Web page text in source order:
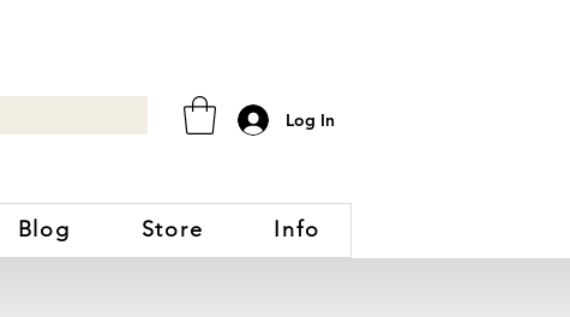
Log In
Blog Store Info